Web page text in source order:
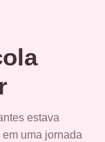
estava
uma jornada